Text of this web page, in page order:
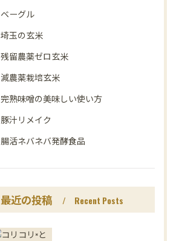
ベーグル
埼玉の玄米
残留農薬ゼロ玄米
減農薬栽培玄米
完熟味噌の美味しい使い方
豚汁リメイク
腸活ネバネバ発酵食品
最近の投稿 Recent Posts